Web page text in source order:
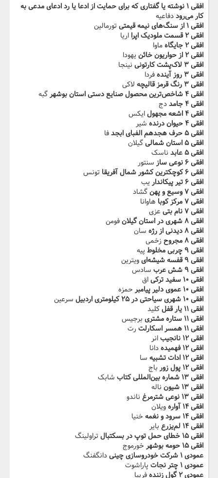
افقی ۱ نوشته یا گفتاری که برای حمایت از ادعا یا رد ادعای مدعی به
کار می‌روددفاعیه
افقی ۱ از سنگ‌های نیمه قیمتی
تورمالین
افقی ۲ قسمت ملودیک اپرا
اریا
افقی ۲ جایگاه
ماوا
افقی ۲ از حواریون خائن
یهودا
افقی ۳ لاک‌پشت کارتونی
نینجا
افقی ۳ روز آینده
فردا
افقی ۳ رنگ قرمز قالیچه
لاکی
افقی ۴ شاخص‌ترین محصول صنایع دستی استان بوشهر
گبه
افقی ۴ جامد
دج
افقی ۴ اشعه مجهول
ایکس
افقی ۴ حیوان درنده
شیر
افقی ۵ حرف هجدهم الفبای ابجد
فا
افقی ۵ استان شمالی
گیلان
افقی ۵ عابد
ناسک
افقی ۶ نوعی ساز
سنتور
افقی ۶ کوچکترین کشور شمال آفریقا
تونس
افقی ۶ تیر پیکاندار
یب
افقی ۷ وسیع و پهن
گشاد
افقی ۷ مرکز کوبا
هاوانا
افقی ۷ نام بتی
عزی
افقی ۸ شهری در استان گیلان
فومن
افقی ۸ دیدنی از رژه
سان
افقی ۸ مجروح
زخمی
افقی ۹ چربی مخلوط
پیه
افقی ۹ قفسه شیشه‌ای
ویترین
افقی ۹ شش عرب
سادس
افقی ۱۰ سفید ترکی
اق
افقی ۱۰ عموی دلیر پیامبر
حمزه
افقی ۱۰ شهری سیاحتی در ۲۵ کیلومتری اردبیل
سرعین
افقی ۱۱ یار قفل
کلید
افقی ۱۱ ستاره مشتری
برجیس
افقی ۱۱ همسر اسکارلت
رت
افقی ۱۲ نانجیب
انر
افقی ۱۲ فهمیده
دانا
افقی ۱۲ ادات تشبیه
سا
افقی ۱۲ پول زور
باج
افقی ۱۳ شماره بین‌المللی کتاب
شابک
افقی ۱۳ شیون
ناله
افقی ۱۳ نوعی شترمرغ
ناندو
افقی ۱۴ آواره
ویلان
افقی ۱۴ سرود و نغمه
خنیا
افقی ۱۴ لم‌یزرع
بایر
افقی ۱۵ خطای حمل توپ در بسکتبال
تراولینگ
افقی ۱۵ حومه بوشهر
خورموج
عمودی ۱ شرکت خودروسازی چینی
دانگفنگ
عمودی ۱ چتر نجات
پاراشوت
عمودی ۲ گول زننده
فریبا